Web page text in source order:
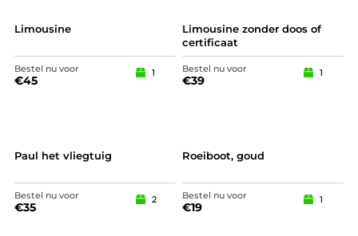
Limousine
Bestel nu voor
€45
1
Limousine zonder doos of
certificaat
Bestel nu voor
€39
1
Paul het vliegtuig
Bestel nu voor
€35
2
Roeiboot, goud
Bestel nu voor
€19
1